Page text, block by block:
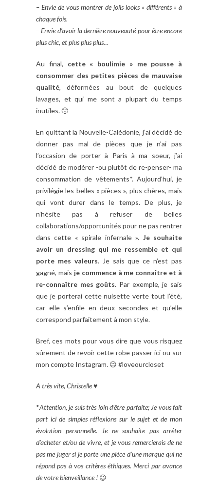
– Envie de vous montrer de jolis looks « différents » à
chaque fois.
– Envie d’avoir la dernière nouveauté pour être encore
plus chic, et plus plus plus…
Au final, cette « boulimie » me pousse à
consommer des petites pièces de mauvaise
qualité, déformées au bout de quelques
lavages, et qui me sont a plupart du temps
inutiles. 🙁
En quittant la Nouvelle-Calédonie, j’ai décidé de
donner pas mal de pièces que je n’ai pas
l’occasion de porter à Paris à ma soeur, j’ai
décidé de modérer -ou plutôt de re-penser- ma
consommation de vêtements*. Aujourd’hui, je
privilégie les belles « pièces », plus chères, mais
qui vont durer dans le temps. De plus, je
n’hésite pas à refuser de belles
collaborations/opportunités pour ne pas rentrer
dans cette « spirale infernale ». Je souhaite
avoir un dressing qui me ressemble et qui
porte mes valeurs. Je sais que ce n’est pas
gagné, mais je commence à me connaître et à
re-connaître mes goûts. Par exemple, je sais
que je porterai cette nuisette verte tout l’été,
car elle s’enfile en deux secondes et qu’elle
correspond parfaitement à mon style.
Bref, ces mots pour vous dire que vous risquez
sûrement de revoir cette robe passer ici ou sur
mon compte Instagram. 😉 #loveourcloset
A très vite, Christelle ♥
*Attention, je suis très loin d’être parfaite; Je vous fait
part ici de simples réflexions sur le sujet et de mon
évolution personnelle. Je ne souhaite pas arrêter
d’acheter et/ou de vivre, et je vous remercierais de ne
pas me juger si je porte une pièce d’une marque qui ne
répond pas à vos critères éthiques. Merci par avance
de votre bienveillance ! 😉